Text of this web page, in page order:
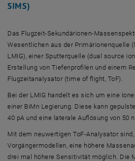
SIMS)
Das Flugzeit-Sekundärionen-
Wesentlichen aus der Primärionenquelle (
LMIG), einer Sputterquelle (dual source
Erstellung von Tiefenprofilen und einem
Flugzeitanalysator (time of flight, ToF).
Bei der LMIG handelt es sich um eine
einer BiMn Legierung. Diese kann
40 pA und eine laterale Auflösung von 50
Mit dem neuwertigen ToF-Analysator
Vorgängermodellen, eine höhere
drei mal höhere Sensitivität möglich. Die